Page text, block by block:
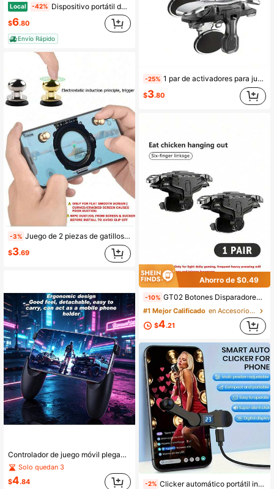
Local -42% Dispositivo portátil de control remoto con temporizador automático para video móvil, video corto y función de selfie
$6.80
Envío Rápido
-3% Juego de 2 piezas de gatillos tipo succión para juegos móviles, botones de disparo táctiles electrostáticos, solo para pantallas de teléfono planas y lisas, limpie la ventosa y la pantalla para evitar que se caigan, accesorios de juego de sensibilidad media compatibles con teléfonos iOS y Android
$3.69
Controlador de juego móvil plegable & soporte para teléfono, agarre de juego portátil 4 en 1 con diseño ergonómico, compatible con teléfonos con funda delgada para juegos de disparos
Solo quedan 3
$4.84
-25% 1 par de activadores para juegos móviles, controlador y botones de tirador para joystick
$3.80
Ahorro de $0.49
-10% GT02 Botones Disparadores para Juegos Móviles 1 Par, Disparadores Electrostáticos de Alta Sensibilidad para Juegos FPS en iOS y Android, Solo para Uso Diario Ligero, el Presionado Frecuente y Pesado Causa Desgaste Rápido y Holgura, Accesorios de Juego de 4 Dedos con Latencia Cero
#1 Mejor Calificado
en Accesorios auxiliares para juegos móviles
$4.21
-2% Clicker automático portátil inteligente para teléfonos, Clicker automático y rápido ajustable para pantallas de móviles y tabletas, Dispositivo de cliqueo automático para juegos, "me gusta" en transmisiones en vivo, fácil de usar